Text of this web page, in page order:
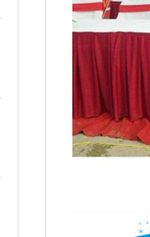
Bàn Tròn
20.000
Ghế Tifany
Bàn Xanh
20.000